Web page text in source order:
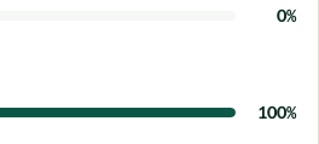
0%
100%